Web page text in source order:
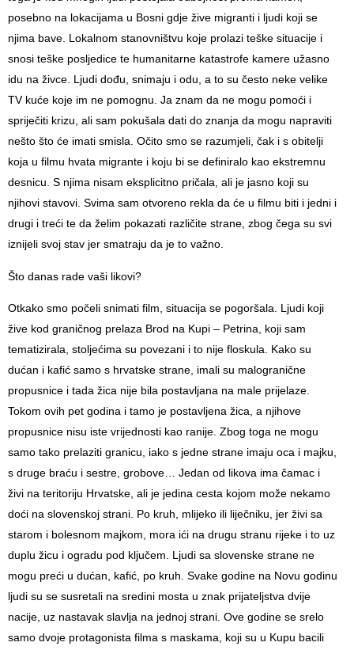
posebno na lokacijama u Bosni gdje žive migranti i ljudi koji se
njima bave. Lokalnom stanovništvu koje prolazi teške situacije i
snosi teške posljedice te humanitarne katastrofe kamere užasno
idu na živce. Ljudi dođu, snimaju i odu, a to su često neke velike
TV kuće koje im ne pomognu. Ja znam da ne mogu pomoći i
spriječiti krizu, ali sam pokušala dati do znanja da mogu napraviti
nešto što će imati smisla. Očito smo se razumjeli, čak i s obitelji
koja u filmu hvata migrante i koju bi se definiralo kao ekstremnu
desnicu. S njima nisam eksplicitno pričala, ali je jasno koji su
njihovi stavovi. Svima sam otvoreno rekla da će u filmu biti i jedni i
drugi i treći te da želim pokazati različite strane, zbog čega su svi
iznijeli svoj stav jer smatraju da je to važno.
Što danas rade vaši likovi?
Otkako smo počeli snimati film, situacija se pogoršala. Ljudi koji
žive kod graničnog prelaza Brod na Kupi – Petrina, koji sam
tematizirala, stoljećima su povezani i to nije floskula. Kako su
dućan i kafić samo s hrvatske strane, imali su malogranične
propusnice i tada žica nije bila postavljana na male prijelaze.
Tokom ovih pet godina i tamo je postavljena žica, a njihove
propusnice nisu iste vrijednosti kao ranije. Zbog toga ne mogu
samo tako prelaziti granicu, iako s jedne strane imaju oca i majku,
s druge braću i sestre, grobove… Jedan od likova ima čamac i
živi na teritoriju Hrvatske, ali je jedina cesta kojom može nekamo
doći na slovenskoj strani. Po kruh, mlijeko ili liječniku, jer živi sa
starom i bolesnom majkom, mora ići na drugu stranu rijeke i to uz
duplu žicu i ogradu pod ključem. Ljudi sa slovenske strane ne
mogu preći u dućan, kafić, po kruh. Svake godine na Novu godinu
ljudi su se susretali na sredini mosta u znak prijateljstva dvije
nacije, uz nastavak slavlja na jednoj strani. Ove godine se srelo
samo dvoje protagonista filma s maskama, koji su u Kupu bacili